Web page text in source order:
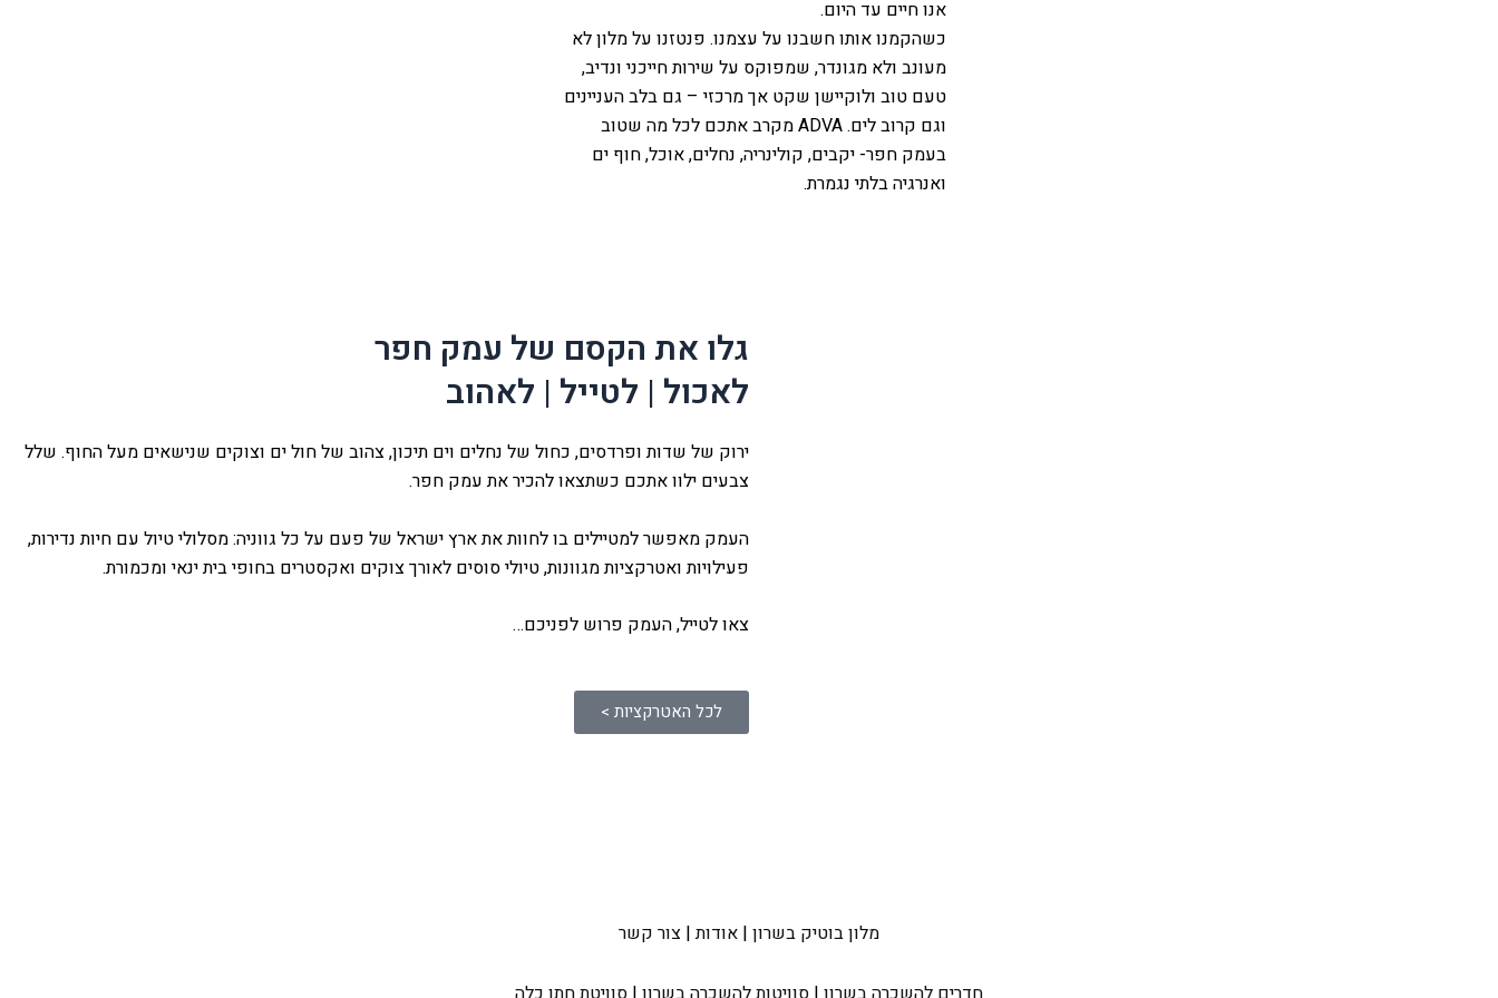
אנו חיים עד היום.
כשהקמנו אותו חשבנו על עצמנו. פנטזנו על מלון לא
מעונב ולא מגונדר, שמפוקס על שירות חייכני ונדיב,
טעם טוב ולוקיישן שקט אך מרכזי – גם בלב העניינים
וגם קרוב לים. ADVA מקרב אתכם לכל מה שטוב
בעמק חפר- יקבים, קולינריה, נחלים, אוכל, חוף ים
ואנרגיה בלתי נגמרת.
גלו את הקסם של עמק חפר
לאכול | לטייל | לאהוב
ירוק של שדות ופרדסים, כחול של נחלים וים תיכון, צהוב של חול ים וצוקים שנישאים מעל החוף. שלל
צבעים ילוו אתכם כשתצאו להכיר את עמק חפר.
העמק מאפשר למטיילים בו לחוות את ארץ ישראל של פעם על כל גווניה: מסלולי טיול עם חיות נדירות,
פעילויות ואטרקציות מגוונות, טיולי סוסים לאורך צוקים ואקסטרים בחופי בית ינאי ומכמורת.
צאו לטייל, העמק פרוש לפניכם…
לכל האטרקציות >
מלון בוטיק בשרון | אודות| צור קשר